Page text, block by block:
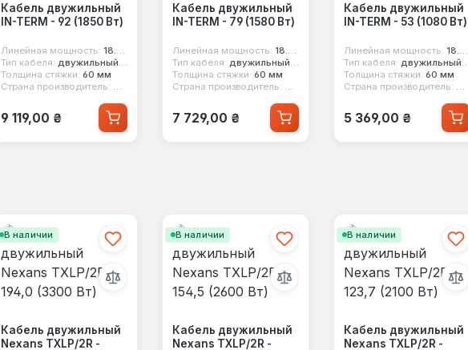
Кабель двужильный
IN-TERM - 92 (1850 Вт)
Линейная мощность: 18.5 вт/м
Тип кабеля: двужильный экранированный
Толщина стяжки: 60 мм
Страна производитель: Чехия
Обычная цена:
9 119,00 ₴
Кабель двужильный
IN-TERM - 79 (1580 Вт)
Линейная мощность: 18.5 вт/м
Тип кабеля: двужильный экранированный
Толщина стяжки: 60 мм
Страна производитель: Чехия
Обычная цена:
7 729,00 ₴
Кабель двужильный
IN-TERM - 53 (1080 Вт)
Линейная мощность: 18.5 вт/м
Тип кабеля: двужильный экранированный
Толщина стяжки: 60 мм
Страна производитель:
Обычная цена:
5 369,00 ₴
В наличии
Кабель двужильный
Nexans TXLP/2R -
В наличии
Кабель двужильный
Nexans TXLP/2R -
В наличии
Кабель двужильный
Nexans TXLP/2R -